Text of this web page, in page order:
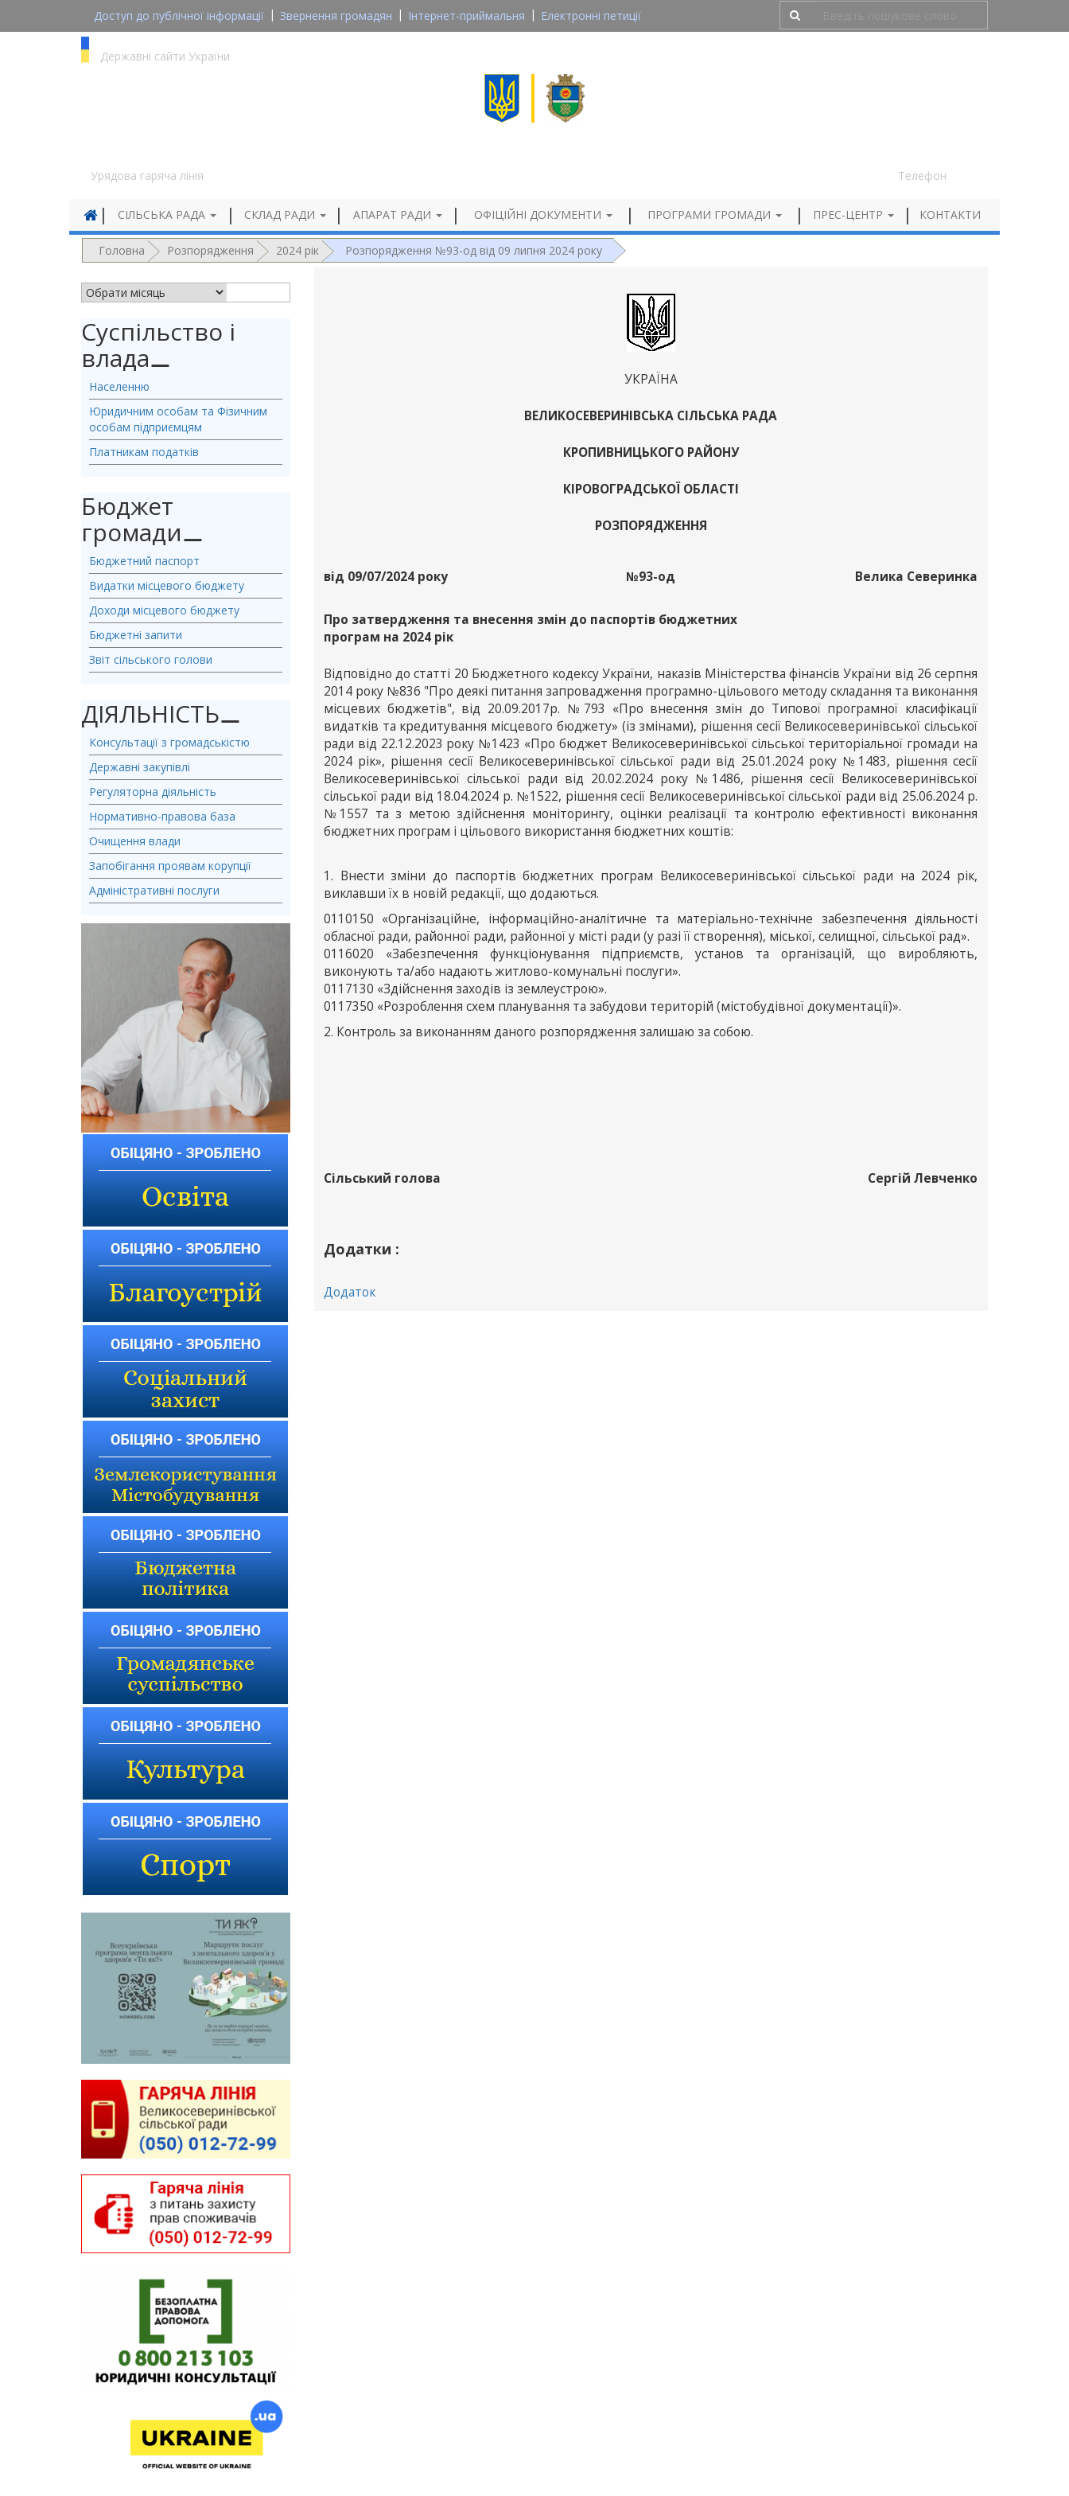
Доступ до публічної інформації Звернення громадян Інтернет-приймальня
Електронні петиції
Державні сайти України
Урядова гаряча лінія Телефон
СІЛЬСЬКА РАДА СКЛАД РАДИ АПАРАТ РАДИ ОФІЦІЙНІ ДОКУМЕНТИ ПРОГРАМИ ГРОМАДИ ПРЕС-ЦЕНТР КОНТАКТИ
Головна Розпорядження 2024 рік Розпорядження №93-од від 09 липня 2024 року
АРХІВ НОВИН
Суспільство і
влада⚊
Населенню
Юридичним особам та Фізичним
особам підприємцям
Платникам податків
Бюджет
громади⚊
Бюджетний паспорт
Видатки місцевого бюджету
Доходи місцевого бюджету
Бюджетні запити
Звіт сільського голови
ДІЯЛЬНІСТЬ⚊
Консультації з громадськістю
Державні закупівлі
Регуляторна діяльність
Нормативно-правова база
Очищення влади
Запобігання проявам корупції
Адміністративні послуги
УКРАЇНА
ВЕЛИКОСЕВЕРИНІВСЬКА СІЛЬСЬКА РАДА
КРОПИВНИЦЬКОГО РАЙОНУ
КІРОВОГРАДСЬКОЇ ОБЛАСТІ
РОЗПОРЯДЖЕННЯ
від 09/07/2024 року №93-од Велика Северинка
Про затвердження та внесення змін до паспортів бюджетних
програм на 2024 рік
Відповідно до статті 20 Бюджетного кодексу України, наказів Міністерства фінансів України від 26 серпня
2014 року №836 "Про деякі питання запровадження програмно-цільового методу складання та виконання
місцевих бюджетів", від 20.09.2017р. №793 «Про внесення змін до Типової програмної класифікації
видатків та кредитування місцевого бюджету» (із змінами), рішення сесії Великосеверинівської сільської
ради від 22.12.2023 року №1423 «Про бюджет Великосеверинівської сільської територіальної громади на
2024 рік», рішення сесії Великосеверинівської сільської ради від 25.01.2024 року №1483, рішення сесії
Великосеверинівської сільської ради від 20.02.2024 року №1486, рішення сесії Великосеверинівської
сільської ради від 18.04.2024 р. №1522, рішення сесії Великосеверинівської сільської ради від 25.06.2024 р.
№1557 та з метою здійснення моніторингу, оцінки реалізації та контролю ефективності виконання
бюджетних програм і цільового використання бюджетних коштів:
1. Внести зміни до паспортів бюджетних програм Великосеверинівської сільської ради на 2024 рік,
виклавши їх в новій редакції, що додаються.
0110150 «Організаційне, інформаційно-аналітичне та матеріально-технічне забезпечення діяльності
обласної ради, районної ради, районної у місті ради (у разі її створення), міської, селищної, сільської рад».
0116020 «Забезпечення функціонування підприємств, установ та організацій, що виробляють,
виконують та/або надають житлово-комунальні послуги».
0117130 «Здійснення заходів із землеустрою».
0117350 «Розроблення схем планування та забудови територій (містобудівної документації)».
2. Контроль за виконанням даного розпорядження залишаю за собою.
Сільський голова Сергій Левченко
Додатки :
Додаток